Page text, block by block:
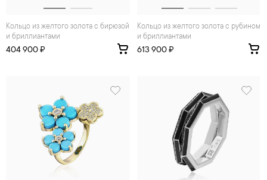
Кольцо из желтого золота с бирюзой
и бриллиантами
404 900 ₽
Кольцо из желтого золота с рубином
и бриллиантами
613 900 ₽